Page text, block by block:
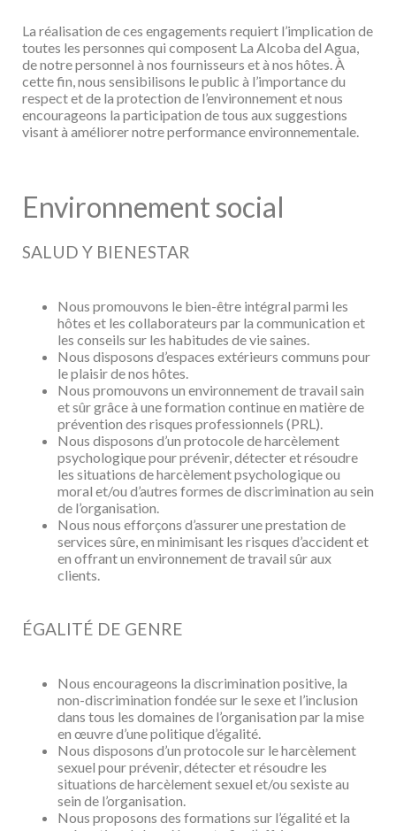
La réalisation de ces engagements requiert l’implication de
toutes les personnes qui composent La Alcoba del Agua,
de notre personnel à nos fournisseurs et à nos hôtes. À
cette fin, nous sensibilisons le public à l’importance du
respect et de la protection de l’environnement et nous
encourageons la participation de tous aux suggestions
visant à améliorer notre performance environnementale.
Environnement social
SALUD Y BIENESTAR
Nous promouvons le bien-être intégral parmi les
hôtes et les collaborateurs par la communication et
les conseils sur les habitudes de vie saines.
Nous disposons d’espaces extérieurs communs pour
le plaisir de nos hôtes.
Nous promouvons un environnement de travail sain
et sûr grâce à une formation continue en matière de
prévention des risques professionnels (PRL).
Nous disposons d’un protocole de harcèlement
psychologique pour prévenir, détecteret résoudre
les situations de harcèlement psychologique ou
moral et/ou d’autres formes de discrimination au sein
de l’organisation.
Nous nous efforçons d’assurer une prestation de
services sûre, en minimisant les risques d’accident et
en offrant un environnement de travail sûr aux
clients.
ÉGALITÉ DE GENRE
Nous encourageons la discrimination positive, la
non-discrimination fondée sur le sexeet l’inclusion
dans tous les domaines de l’organisation par la mise
en œuvre d’unepolitique d’égalité.
Nous disposons d’un protocole sur le harcèlement
sexuel pour prévenir, détecter etrésoudre les
situations de harcèlement sexuel et/ou sexiste au
sein de l’organisation.
Nous proposons des formations sur l’égalité et la